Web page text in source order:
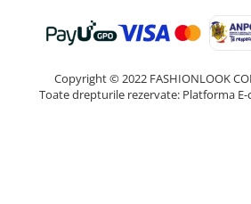
Copyright © 2022 FASHIONLOOK
Toate drepturile rezervate: Platforma